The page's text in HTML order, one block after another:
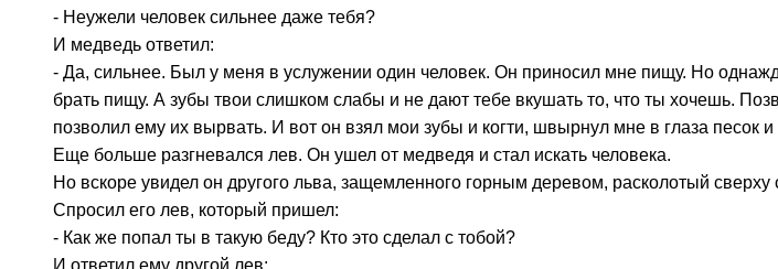
- Неужели человек сильнее даже тебя?
И медведь ответил:
- Да, сильнее. Был у меня в услужении один человек. Он приносил мне пищу. Но
брать пищу. А зубы твои слишком слабы и не дают тебе вкушать то, что ты хочешь.
позволил ему их вырвать. И вот он взял мои зубы и когти, швырнул мне в глаза песок
Еще больше разгневался лев. Он ушел от медведя и стал искать человека.
Но вскоре увидел он другого льва, защемленного горным деревом, расколотый
Спросил его лев, который пришел:
- Как же попал ты в такую беду? Кто это сделал с тобой?
И ответил ему другой лев: